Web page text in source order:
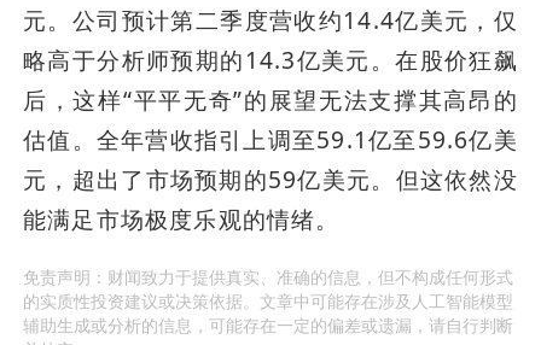
元。公司预计第二季度营收约14.4亿美元，仅
略高于分析师预期的14.3亿美元。在股价狂飙
后，这样“平平无奇”的展望无法支撑其高昂的
估值。全年营收指引上调至59.1亿至59.6亿美
元，超出了市场预期的59亿美元。但这依然没
能满足市场极度乐观的情绪。
免责声明：财闻致力于提供真实、准确的信息，但不构成任何形式
的实质性投资建议或决策依据。文章中可能存在涉及人工智能模型
辅助生成或分析的信息，可能存在一定的偏差或遗漏，请自行判断